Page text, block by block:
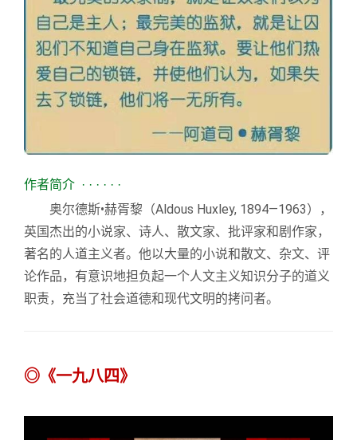
作者简介 · · · · · ·
奥尔德斯•赫胥黎（Aldous Huxley, 1894—1963），
英国杰出的小说家、诗人、散文家、批评家和剧作家，
著名的人道主义者。他以大量的小说和散文、杂文、评
论作品，有意识地担负起一个人文主义知识分子的道义
职责，充当了社会道德和现代文明的拷问者。
◎《一九八四》